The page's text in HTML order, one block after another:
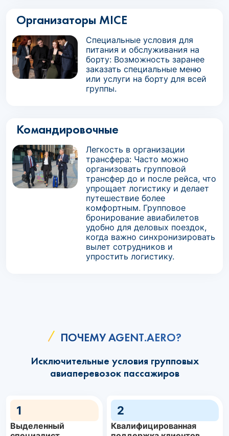
Организаторы MICE
Специальные условия для
питания и обслуживания на
борту: Возможность заранее
заказать специальные меню
или услуги на борту для всей
группы.
Командировочные
Легкость в организации
трансфера: Часто можно
организовать групповой
трансфер до и после рейса, что
упрощает логистику и делает
путешествие более
комфортным. Групповое
бронирование авиабилетов
удобно для деловых поездок,
когда важно синхронизировать
вылет сотрудников и
упростить логистику.
ПОЧЕМУ AGENT.AERO?
Исключительные условия групповых
авиаперевозок пассажиров
1
Выделенный
2
Квалифицированная